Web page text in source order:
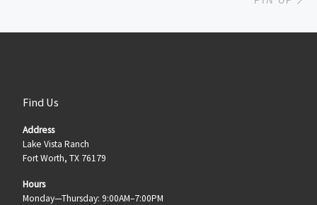
Find Us
Address
Lake Vista Ranch
Fort Worth, TX 76179
Hours
Monday—Thursday: 9:00AM–7:00PM